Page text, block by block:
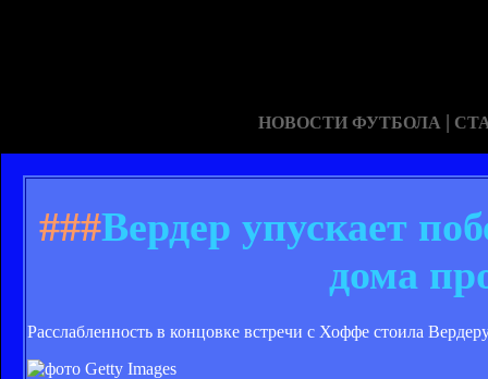
НОВОСТИ ФУТБОЛА |
###Вердер упускает
дома
Расслабленность в концовке встречи с Хоффе стоила